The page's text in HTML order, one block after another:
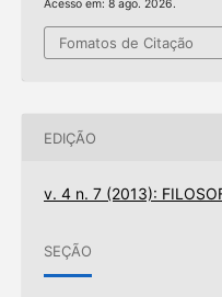
Acesso em: 8 ago. 2026.
Fomatos de Citação
EDIÇÃO
v. 4 n. 7 (2013):
SEÇÃO